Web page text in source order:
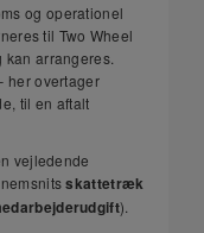
og operationel
til Two Wheel
arrangeres.
her overtager
til en aftalt
vejledende
skattetræk
).